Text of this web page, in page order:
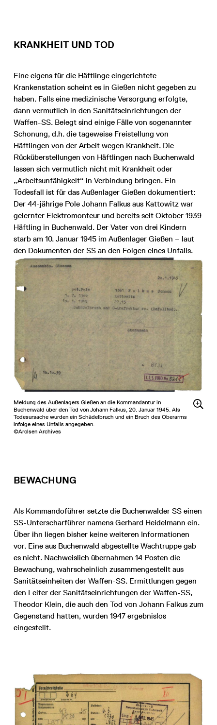
Meldung des Außenlagers Gießen an die Kommandantur in
Buchenwald über den Tod von Johann Falkus, 20. Januar 1945. Als
Todesursache wurden ein Schädelbruch und ein Bruch des Oberarms
infolge eines Unfalls angegeben.
©Arolsen Archives
KRANKHEIT UND TOD
Eine eigens für die Häftlinge eingerichtete
Krankenstation scheint es in Gießen nicht gegeben zu
haben. Falls eine medizinische Versorgung erfolgte,
dann vermutlich in den Sanitätseinrichtungen der
Waffen-SS. Belegt sind einige Fälle von sogenannter
Schonung, d.h. die tageweise Freistellung von
Häftlingen von der Arbeit wegen Krankheit. Die
Rücküberstellungen von Häftlingen nach Buchenwald
lassen sich vermutlich nicht mit Krankheit oder
„Arbeitsunfähigkeit“ in Verbindung bringen. Ein
Todesfall ist für das Außenlager Gießen dokumentiert:
Der 44-jährige Pole Johann Falkus aus Kattowitz war
gelernter Elektromonteur und bereits seit Oktober 1939
Häftling in Buchenwald. Der Vater von drei Kindern
starb am 10. Januar 1945 im Außenlager Gießen – laut
den Dokumenten der SS an den Folgen eines Unfalls.
BEWACHUNG
Als Kommandoführer setzte die Buchenwalder SS einen
SS-Unterscharführer namens Gerhard Heidelmann ein.
Über ihn liegen bisher keine weiteren Informationen
vor. Eine aus Buchenwald abgestellte Wachtruppe gab
es nicht. Nachweislich übernahmen 14 Posten die
Bewachung, wahrscheinlich zusammengestellt aus
Sanitätseinheiten der Waffen-SS. Ermittlungen gegen
den Leiter der Sanitätseinrichtungen der Waffen-SS,
Theodor Klein, die auch den Tod von Johann Falkus zum
Gegenstand hatten, wurden 1947 ergebnislos
eingestellt.